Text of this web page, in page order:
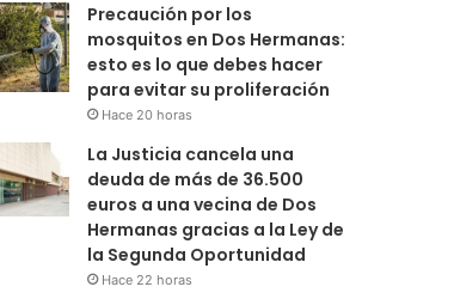
Precaución por los
mosquitos en Dos Hermanas:
esto es lo que debes hacer
para evitar su proliferación
Hace 20 horas
La Justicia cancela una
deuda de más de 36.500
euros a una vecina de Dos
Hermanas gracias a la Ley de
la Segunda Oportunidad
Hace 22 horas